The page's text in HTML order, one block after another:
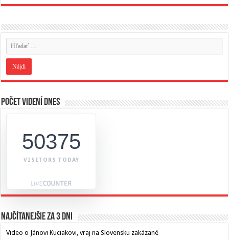
Počet videní dnes
50375
VISITORS TODAY
Najčítanejšie za 3 dni
Video o Jánovi Kuciakovi, vraj na Slovensku zakázané